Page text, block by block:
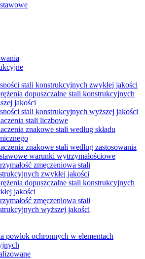
stali konstrukcyjnych zwykłej jakości
dopuszczalne stali konstrukcyjnych
jakości
stali konstrukcyjnych wyższej jakości
stali liczbowe
znakowe stali według składu
znakowe stali według zastosowania
warunki wytrzymałościowe
zmęczeniowa stali
zwykłej jakości
dopuszczalne stali konstrukcyjnych
jakości
zmęczeniowa stali
wyższej jakości
powłok ochronnych w elementach